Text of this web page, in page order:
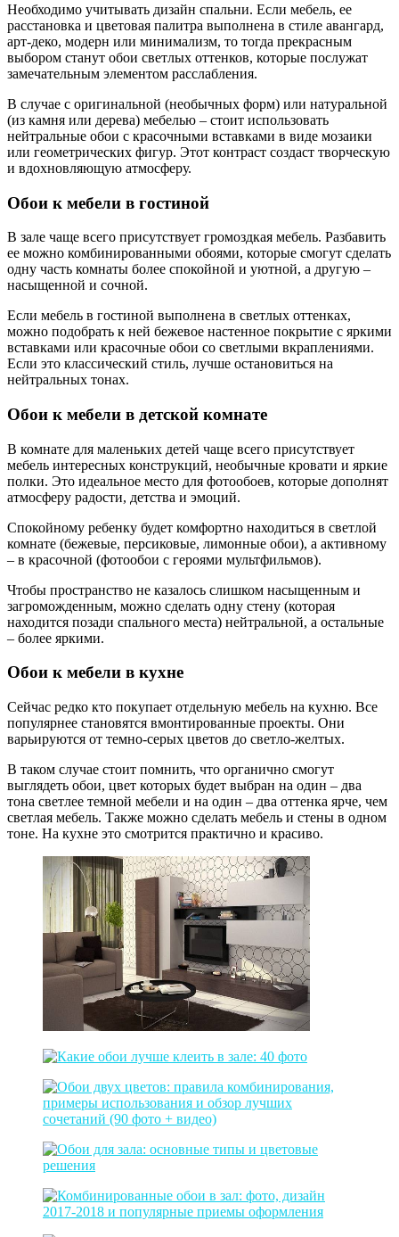
Необходимо учитывать дизайн спальни. Если мебель, ее
расстановка и цветовая палитра выполнена в стиле авангард,
арт-деко, модерн или минимализм, то тогда прекрасным
выбором станут обои светлых оттенков, которые послужат
замечательным элементом расслабления.
В случае с оригинальной (необычных форм) или натуральной
(из камня или дерева) мебелью – стоит использовать
нейтральные обои с красочными вставками в виде мозаики
или геометрических фигур. Этот контраст создаст творческую
и вдохновляющую атмосферу.
Обои к мебели в гостиной
В зале чаще всего присутствует громоздкая мебель. Разбавить
ее можно комбинированными обоями, которые смогут сделать
одну часть комнаты более спокойной и уютной, а другую –
насыщенной и сочной.
Если мебель в гостиной выполнена в светлых оттенках,
можно подобрать к ней бежевое настенное покрытие с яркими
вставками или красочные обои со светлыми вкраплениями.
Если это классический стиль, лучше остановиться на
нейтральных тонах.
Обои к мебели в детской комнате
В комнате для маленьких детей чаще всего присутствует
мебель интересных конструкций, необычные кровати и яркие
полки. Это идеальное место для фотообоев, которые дополнят
атмосферу радости, детства и эмоций.
Спокойному ребенку будет комфортно находиться в светлой
комнате (бежевые, персиковые, лимонные обои), а активному
– в красочной (фотообои с героями мультфильмов).
Чтобы пространство не казалось слишком насыщенным и
загроможденным, можно сделать одну стену (которая
находится позади спального места) нейтральной, а остальные
– более яркими.
Обои к мебели в кухне
Сейчас редко кто покупает отдельную мебель на кухню. Все
популярнее становятся вмонтированные проекты. Они
варьируются от темно-серых цветов до светло-желтых.
В таком случае стоит помнить, что органично смогут
выглядеть обои, цвет которых будет выбран на один – два
тона светлее темной мебели и на один – два оттенка ярче, чем
светлая мебель. Также можно сделать мебель и стены в одном
тоне. На кухне это смотрится практично и красиво.